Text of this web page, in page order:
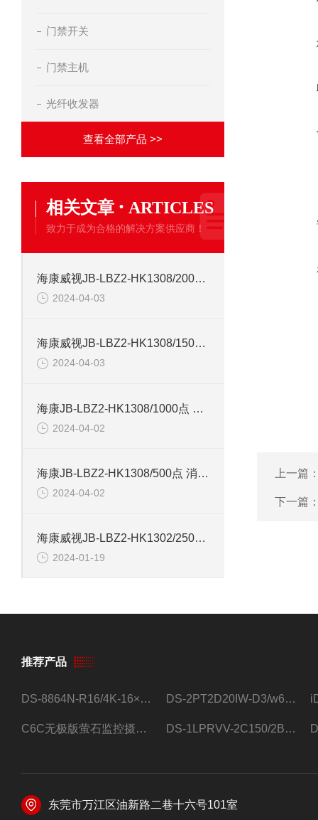
门禁开关
门禁主机
光纤收发器
查看全部产品 >>
相关文章 · ARTICLES
致力于成为合格的解决方案供应商！
海康威视JB-LBZ2-HK1308/2000点 火灾消防报警控制器
2024-04-03
海康威视JB-LBZ2-HK1308/1500点 火灾报警控制器
2024-04-03
海康JB-LBZ2-HK1308/1000点 火灾报警控制器
2024-04-02
海康JB-LBZ2-HK1308/500点 消防联动控制器
2024-04-02
海康威视JB-LBZ2-HK1302/250点 火灾报警控制器
2024-01-19
上一篇
下一篇
推荐产品
DS-8864N-R16/4K-16×4T/希捷16盘位录像机 DS-2PT2D20IW-D3/w64路高清硬盘录像机
C6C无极版萤石监控摄像头 DS-1LPRVV-2C150/2B监控室外夜视高清电源线护套线200米/卷
东莞市万江区油新路二巷十六号101室